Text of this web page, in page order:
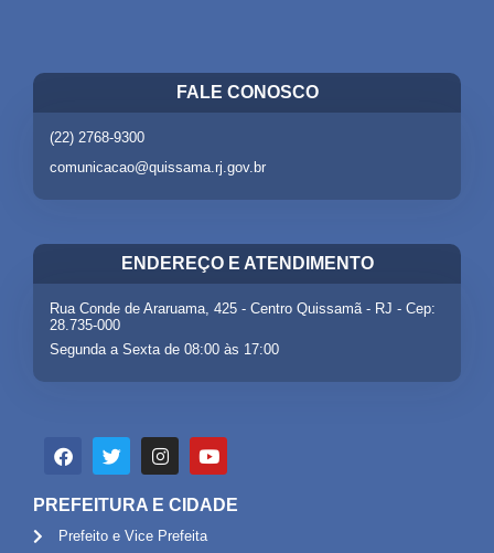
FALE CONOSCO
(22) 2768-9300
comunicacao@quissama.rj.gov.br
ENDEREÇO E ATENDIMENTO
Rua Conde de Araruama, 425 - Centro Quissamã - RJ - Cep:
28.735-000
Segunda a Sexta de 08:00 às 17:00
PREFEITURA E CIDADE
Prefeito e Vice Prefeita